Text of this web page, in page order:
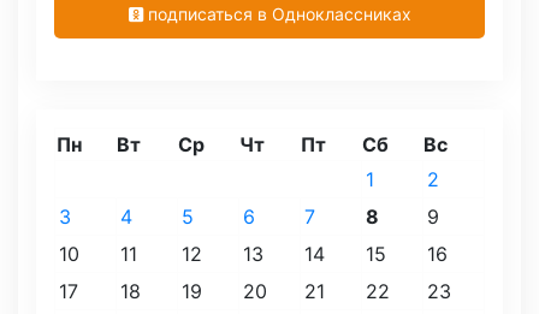
подписаться в Одноклассниках
Пн Вт Ср Чт Пт Сб Вс
1
2
3
4 5 6 7 8
9
10
11 12 13 14 15
16
17
18 19 20 21 22
23